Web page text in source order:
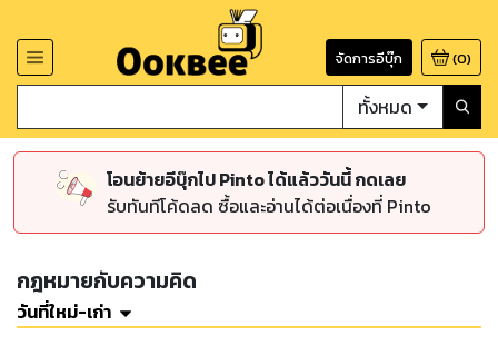
จัดการอีบุ๊ก (0)
ทั้งหมด
โอนย้ายอีบุ๊กไป Pinto ได้แล้ววันนี้ กดเลย
รับทันทีโค้ดลด ซื้อและอ่านได้ต่อเนื่องที่ Pinto
กฎหมายกับความคิด
วันที่ใหม่-เก่า